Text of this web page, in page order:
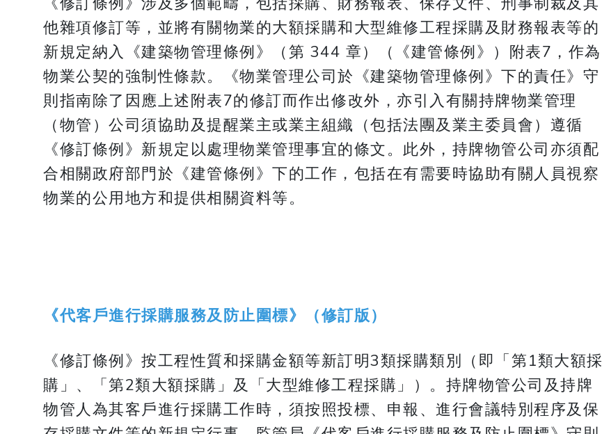
他雜項修訂等，並將有關物業的大額採購和大型維修工程採購及財務報表等的
新規定納入《建築物管理條例》（第 344 章）（《建管條例》）附表7，作為
物業公契的強制性條款。《物業管理公司於《建築物管理條例》下的責任》守
則指南除了因應上述附表7的修訂而作出修改外，亦引入有關持牌物業管理
（物管）公司須協助及提醒業主或業主組織（包括法團及業主委員會）遵循
《修訂條例》新規定以處理物業管理事宜的條文。此外，持牌物管公司亦須配
合相關政府部門於《建管條例》下的工作，包括在有需要時協助有關人員視察
物業的公用地方和提供相關資料等。
《代客戶進行採購服務及防止圍標》（修訂版）
《修訂條例》按工程性質和採購金額等新訂明3類採購類別（即「第1類大額採
購」、「第2類大額採購」及「大型維修工程採購」）。持牌物管公司及持牌
物管人為其客戶進行採購工作時，須按照投標、申報、進行會議特別程序及保